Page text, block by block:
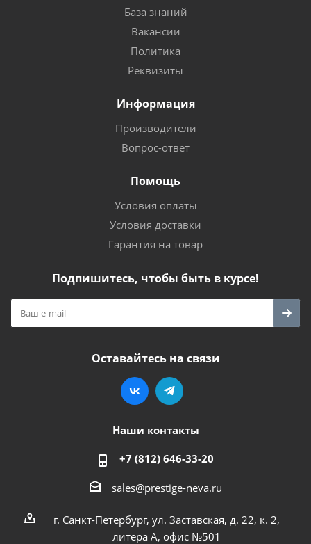
База знаний
Вакансии
Политика
Реквизиты
Информация
Производители
Вопрос-ответ
Помощь
Условия оплаты
Условия доставки
Гарантия на товар
Подпишитесь, чтобы быть в курсе!
Оставайтесь на связи
Наши контакты
+7 (812) 646-33-20
sales@prestige-neva.ru
г. Санкт-Петербург, ул. Заставская, д. 22, к. 2,
литера А, офис №501